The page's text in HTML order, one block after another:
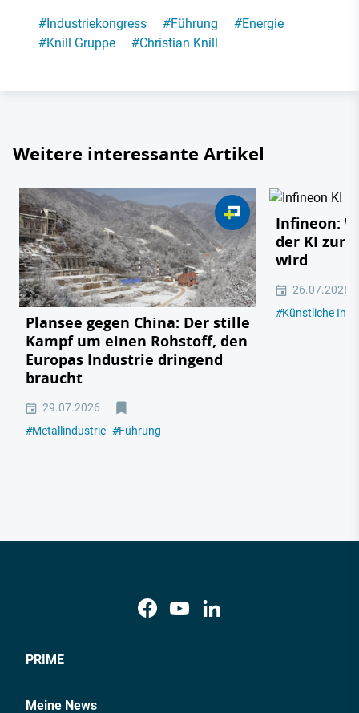
#Industriekongress #Führung #Energie
#Knill Gruppe #Christian Knill
Weitere interessante Artikel
Plansee gegen China: Der stille
Kampf um einen Rohstoff, den
Europas Industrie dringend
braucht
29.07.2026
#Metallindustrie #Führung
Infineon:
der KI zur
wird
26.07.2026
#Künstliche
PRIME
Meine News